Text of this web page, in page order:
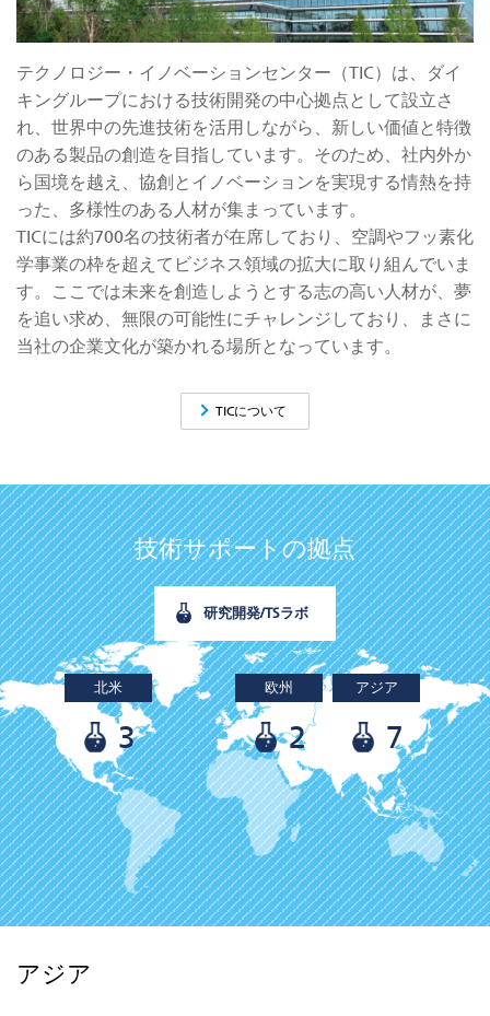
テクノロジー・イノベーションセンター（TIC）は、ダイ
キングループにおける技術開発の中心拠点として設立さ
れ、世界中の先進技術を活用しながら、新しい価値と特徴
のある製品の創造を目指しています。そのため、社内外か
ら国境を越え、協創とイノベーションを実現する情熱を持
った、多様性のある人材が集まっています。
TICには約700名の技術者が在席しており、空調やフッ素化
学事業の枠を超えてビジネス領域の拡大に取り組んでいま
す。ここでは未来を創造しようとする志の高い人材が、夢
を追い求め、無限の可能性にチャレンジしており、まさに
当社の企業文化が築かれる場所となっています。
TICについて
技術サポートの拠点
研究開発/TSラボ
北米
3
欧州
2
アジア
7
アジア